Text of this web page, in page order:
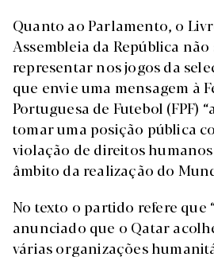
Quanto ao Parlamento, o
Assembleia da República não
representar nos jogos da
que envie uma mensagem à
Portuguesa de Futebol (FPF)
tomar uma posição pública
violação de direitos
âmbito da realização do
No texto o partido refere que
anunciado que o Qatar
várias organizações